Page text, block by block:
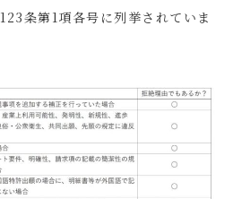
123条第1項各号に列挙されていま